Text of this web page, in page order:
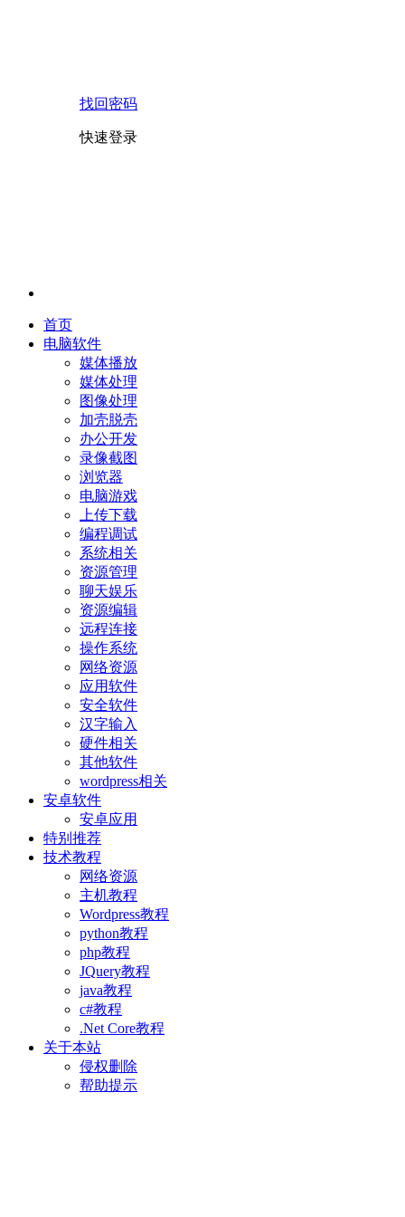
找回密码
快速登录
首页
电脑软件
媒体播放
媒体处理
图像处理
加壳脱壳
办公开发
录像截图
浏览器
电脑游戏
上传下载
编程调试
系统相关
资源管理
聊天娱乐
资源编辑
远程连接
操作系统
网络资源
应用软件
安全软件
汉字输入
硬件相关
其他软件
wordpress相关
安卓软件
安卓应用
特别推荐
技术教程
网络资源
主机教程
Wordpress教程
python教程
php教程
JQuery教程
java教程
c#教程
.Net Core教程
关于本站
侵权删除
帮助提示